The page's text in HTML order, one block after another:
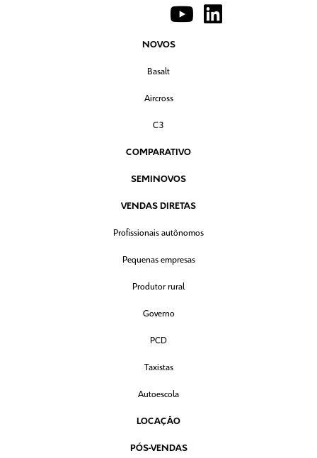
NOVOS
Basalt
Aircross
C3
COMPARATIVO
SEMINOVOS
VENDAS DIRETAS
Profissionais autônomos
Pequenas empresas
Produtor rural
Governo
PCD
Taxistas
Autoescola
LOCAÇÃO
PÓS-VENDAS